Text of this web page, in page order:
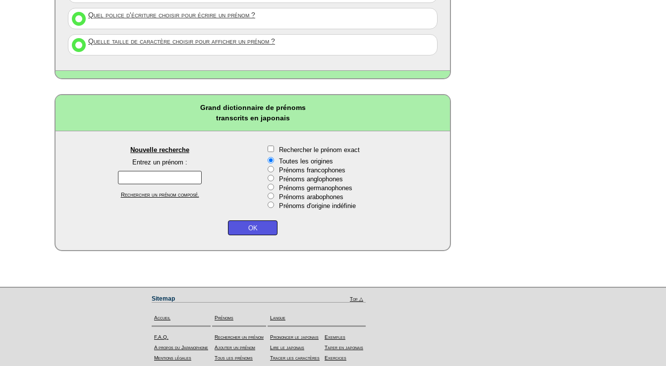
Quel police d'écriture choisir pour écrire un prénom ?
Quelle taille de caractère choisir pour afficher un prénom ?
Grand dictionnaire de prénoms
transcrits en japonais
Nouvelle recherche
Entrez un prénom :
Rechercher un prénom composé.
Rechercher le prénom exact
Toutes les origines
Prénoms francophones
Prénoms anglophones
Prénoms germanophones
Prénoms arabophones
Prénoms d'origine indéfinie
Sitemap Top △
Accueil
F.A.Q.
A propos du Japanophone
Mentions légales
Prénoms
Rechercher un prénom
Ajouter un prénom
Tous les prénoms
Langue
Prononcer le japonais
Lire le japonais
Tracer les caractères
Exemples
Taper en japonais
Exercices